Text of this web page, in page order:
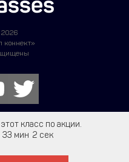
класс по акции.
33 2
66 40
ЛИНИИ